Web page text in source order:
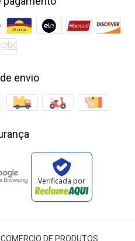
envio
Verificada por
DE PRODUTOS